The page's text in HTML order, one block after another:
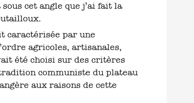
cet angle que j’ai fait la
caractérisée par une
agricoles, artisanales,
été choisi sur des critères
communiste du plateau
aux raisons de cette